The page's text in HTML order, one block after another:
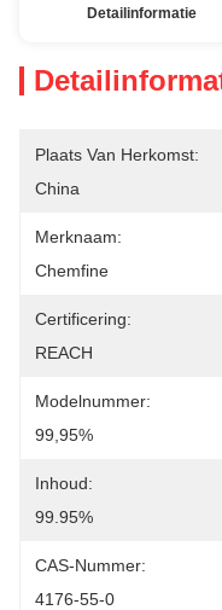
Detailinformatie
Plaats Van Herkomst:
China
Merknaam:
Chemfine
Certificering:
REACH
Modelnummer:
99,95%
Inhoud:
99.95%
CAS-Nummer:
4176-55-0